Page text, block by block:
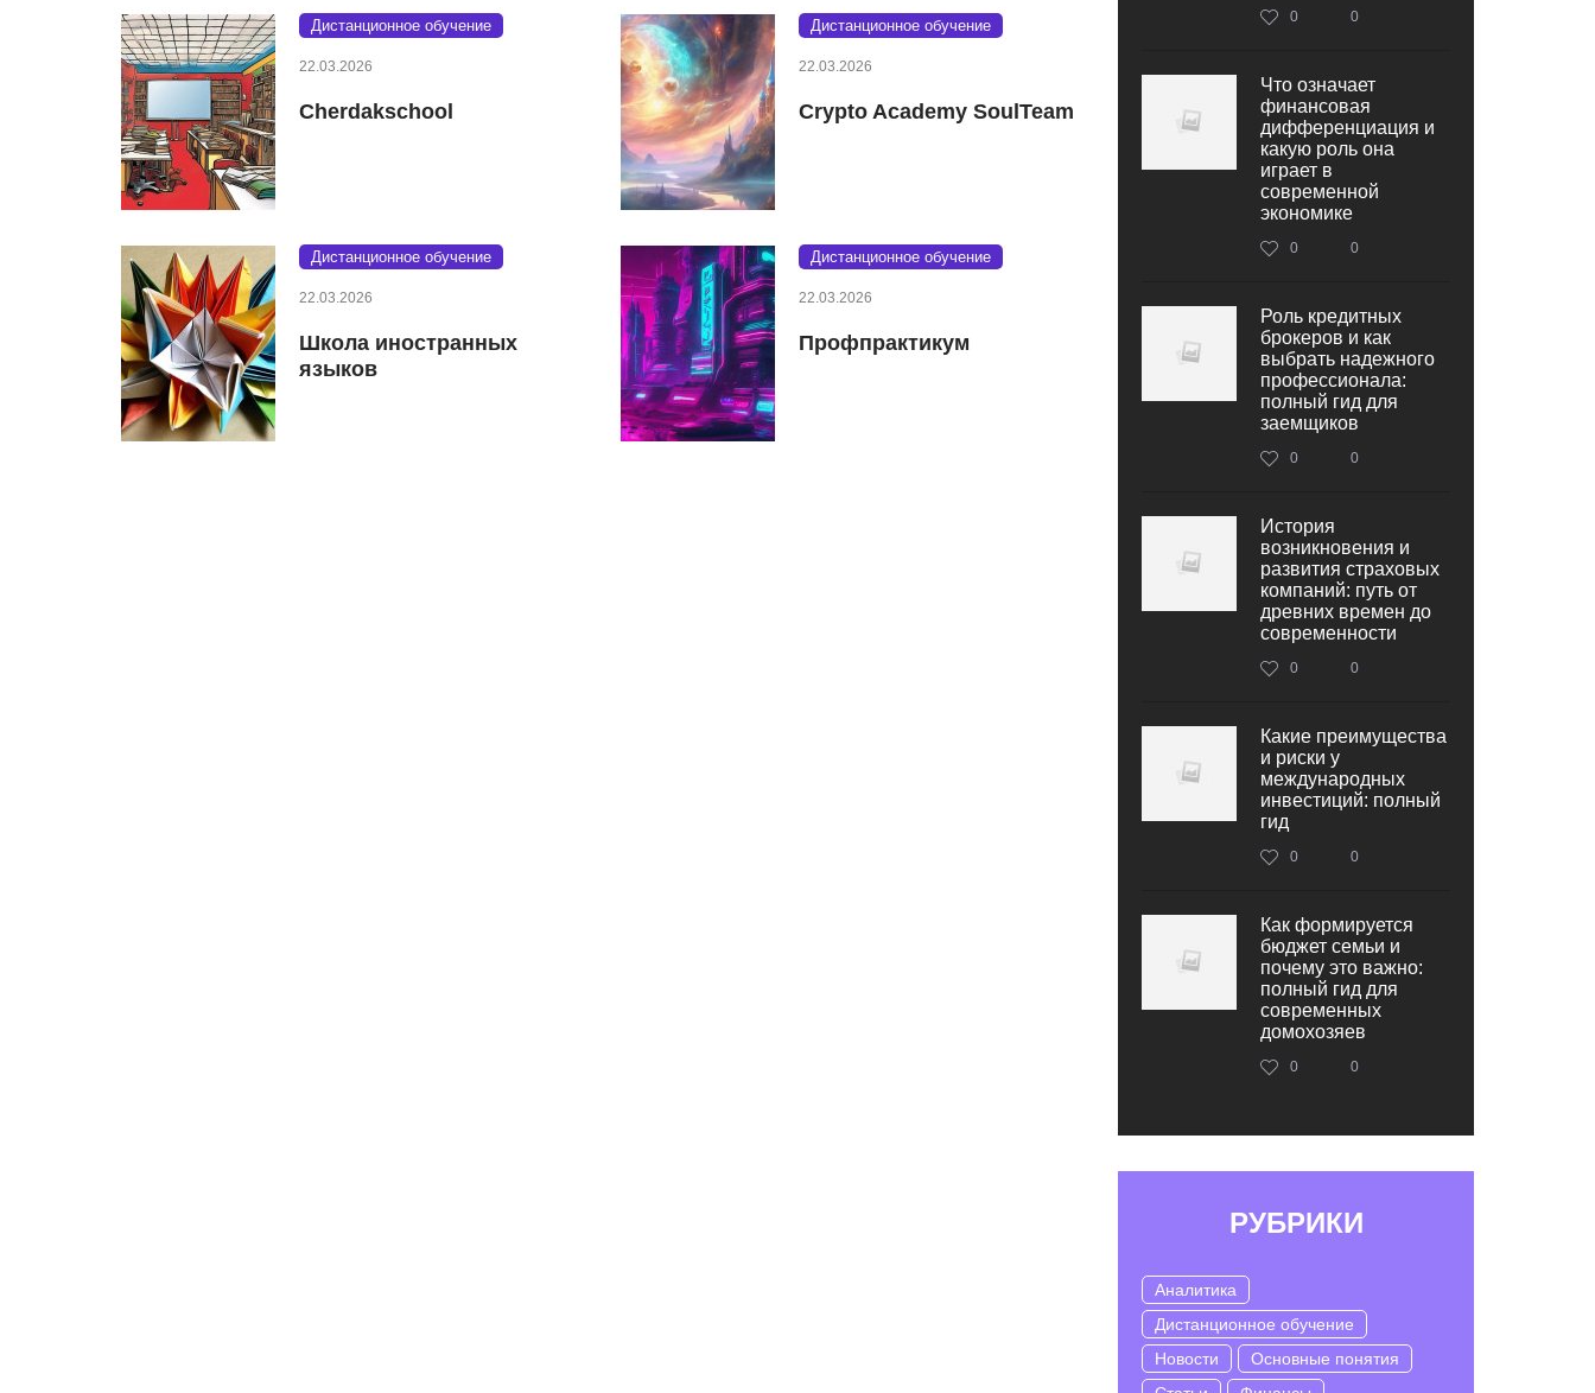
Дистанционное обучение
22.03.2026
Cherdakschool
Дистанционное обучение
22.03.2026
Crypto Academy SoulTeam
Дистанционное обучение
22.03.2026
Школа иностранных
языков
Дистанционное обучение
22.03.2026
Профпрактикум
0 0
Что означает
финансовая
дифференциация и
какую роль она
играет в
современной
экономике
0 0
Роль кредитных
брокеров и как
выбрать надежного
профессионала:
полный гид для
заемщиков
0 0
История
возникновения и
развития страховых
компаний: путь от
древних времен до
современности
0 0
Какие преимущества
и риски у
международных
инвестиций: полный
гид
0 0
Как формируется
бюджет семьи и
почему это важно:
полный гид для
современных
домохозяев
0 0
РУБРИКИ
Аналитика
Дистанционное обучение
Новости
Основные понятия